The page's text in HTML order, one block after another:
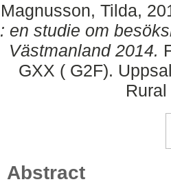
Magnusson, Tilda,
: en studie om
Västmanland 2014.
GXX ( G2F).
Abstract